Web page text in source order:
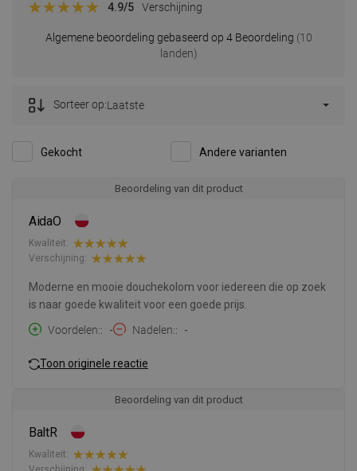
Algemene beoordeling gebaseerd op 4 Beoordeling (10
landen)
4.9/5 Verschijning
Gekocht Andere varianten
Sorteer op:Laatste
Beoordeling van dit product
AidaO
Kwaliteit:
Verschijning:
Moderne en mooie douchekolom voor iedereen die op zoek
is naar goede kwaliteit voor een goede prijs.
Voordelen:
- Nadelen: -
Toon originele reactie
Beoordeling van dit product
BaltR
Kwaliteit: